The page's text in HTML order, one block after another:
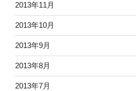
2013年11月
2013年10月
2013年9月
2013年8月
2013年7月